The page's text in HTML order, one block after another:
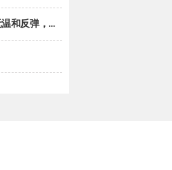
惕筑底可能性